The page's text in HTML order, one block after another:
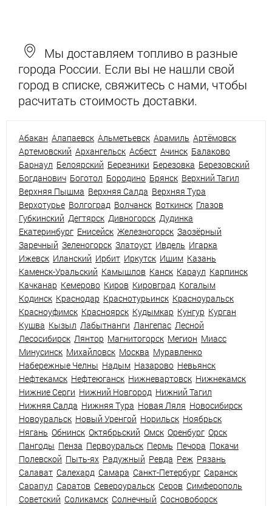
Мы доставляем топливо в разные
города России. Если вы не нашли свой
город в списке, свяжитесь с нами, чтобы
расчитать стоимость доставки.
Абакан Алапаевск Альметьевск Арамиль Артёмовск
Артемовский Архангельск Асбест Ачинск Балаково
Барнаул Белоярский Березники Березовка Березовский
Богданович Боготол Бородино Брянск Верхний Тагил
Верхняя Пышма Верхняя Салда Верхняя Тура
Верхотурье Волгоград Волчанск Воткинск Глазов
Губкинский Дегтярск Дивногорск Дудинка
Екатеринбург Енисейск Железногорск Заозёрный
Заречный Зеленогорск Златоуст Ивдель Игарка
Ижевск Иланский Ирбит Иркутск Ишим Казань
Каменск-Уральский Камышлов Канск Караул Карпинск
Качканар Кемерово Киров Кировград Когалым
Кодинск Краснодар Краснотурьинск Красноуральск
Красноуфимск Красноярск Кудымкар Кунгур Курган
Кушва Кызыл Лабытнанги Лангепас Лесной
Лесосибирск Лянтор Магнитогорск Мегион Миасс
Минусинск Михайловск Москва Муравленко
Набережные Челны Надым Назарово Невьянск
Нефтекамск Нефтеюганск Нижневартовск Нижнекамск
Нижние Серги Нижний Новгород Нижний Тагил
Нижняя Салда Нижняя Тура Новая Ляля Новосибирск
Новоуральск Новый Уренгой Норильск Ноябрьск
Нягань Обнинск Октябрьский Омск Оренбург Орск
Пангоды Пенза Первоуральск Пермь Печора Покачи
Полевской Пыть-ях Радужный Ревда Реж Рязань
Салават Салехард Самара Санкт-Петербург Саранск
Сарапул Саратов Североуральск Серов Симферополь
Советский Соликамск Солнечный Сосновоборск